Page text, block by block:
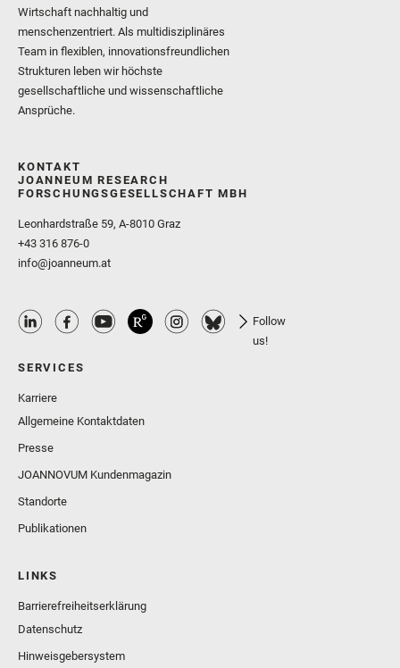
Wirtschaft nachhaltig und
menschenzentriert. Als multidisziplinäres
Team in flexiblen, innovationsfreundlichen
Strukturen leben wir höchste
gesellschaftliche und wissenschaftliche
Ansprüche.
KONTAKT
JOANNEUM RESEARCH
FORSCHUNGSGESELLSCHAFT MBH
Leonhardstraße 59, A-8010 Graz
+43 316 876-0
info@joanneum.at
Follow
us!
SERVICES
Karriere
Allgemeine Kontaktdaten
Presse
JOANNOVUM Kundenmagazin
Standorte
Publikationen
LINKS
Barrierefreiheitserklärung
Datenschutz
Hinweisgebersystem